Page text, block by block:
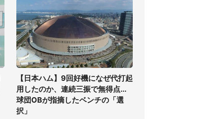
【日本ハム】9回好機になぜ代打起
用したのか、連続三振で無得点...
球団OBが指摘したベンチの「選
択」